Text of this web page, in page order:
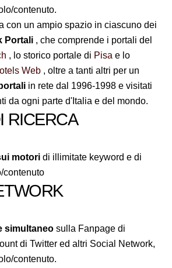
contenuto.
con un ampio spazio in ciascuno dei
Portali , che comprende i portali del
, lo storico portale di Pisa e lo
Web , oltre a tanti altri per un
in rete dal 1996-1998 e visitati
da ogni parte d'Italia e del mondo.
RICERCA
motori di illimitate keyword e di
contenuto
simultaneo sulla Fanpage di
di Twitter ed altri Social Network,
contenuto.